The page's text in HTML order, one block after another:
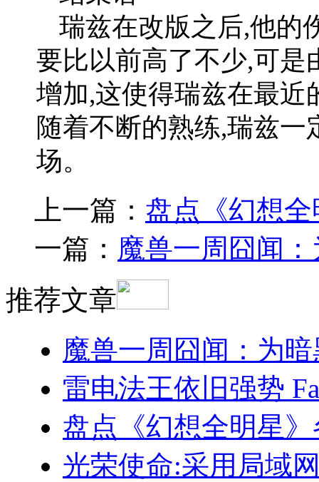
瑞兹在改版之后,他的
要比以前高了不少,可是
增加,这使得瑞兹在最近
随着不断的熟练,瑞兹
场。
上一篇： 盘点《幻想
一篇： 魔兽一周囧闻
推荐文章
魔兽一周囧闻：为
雷电法王依旧强势
盘点《幻想全明星
光荣使命:采用局域